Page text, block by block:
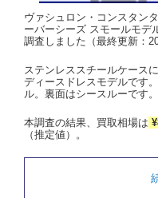
ヴァシュロン・コンスタン
ーバーシーズ スモールモデ
調査しました（最終更新：
ステンレススチールケース
ディースドレスモデルです
ル。裏面はシースルーです。
本調査の結果、買取相場は
（推定値）。